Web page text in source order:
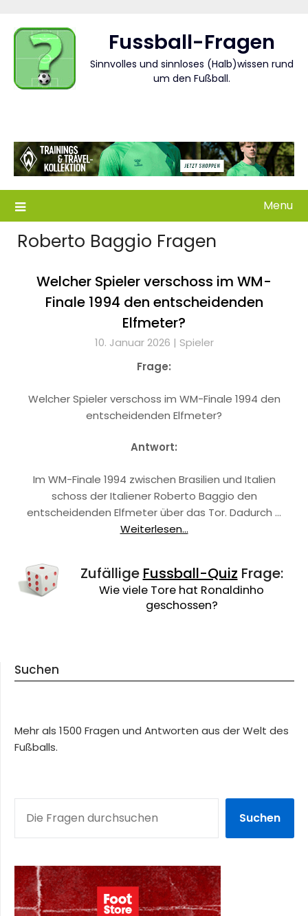
content
Fussball-Fragen
Sinnvolles und sinnloses (Halb)wissen rund
um den Fußball.
Menu
Roberto Baggio Fragen
Welcher Spieler verschoss im WM-
Finale 1994 den entscheidenden
Elfmeter?
10. Januar 2026 | Spieler
Frage:
Welcher Spieler verschoss im WM-Finale 1994 den
entscheidenden Elfmeter?
Antwort:
Im WM-Finale 1994 zwischen Brasilien und Italien
schoss der Italiener Roberto Baggio den
entscheidenden Elfmeter über das Tor. Dadurch …
Weiterlesen...
Zufällige Fussball-Quiz Frage:
Wie viele Tore hat Ronaldinho
geschossen?
Suchen
Mehr als 1500 Fragen und Antworten aus der Welt des
Fußballs.
Suchen